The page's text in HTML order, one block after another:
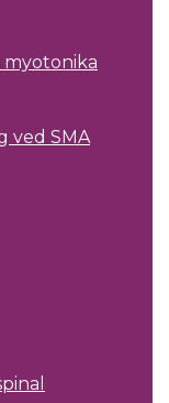
myotonika
ved SMA